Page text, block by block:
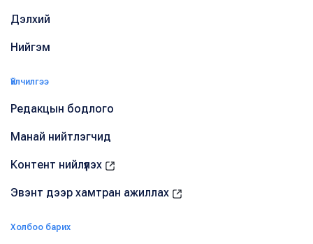
Дэлхий
Нийгэм
Үйлчилгээ
Редакцын бодлого
Манай нийтлэгчид
Контент нийлүүлэх
Эвэнт дээр хамтран ажиллах
Холбоо барих